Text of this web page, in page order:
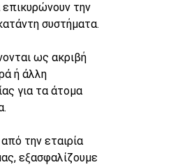
επικυρώνουν την
συστήματα.
ως ακριβή
ή άλλη
για τα άτομα
την εταιρία
εξασφαλίζουμε